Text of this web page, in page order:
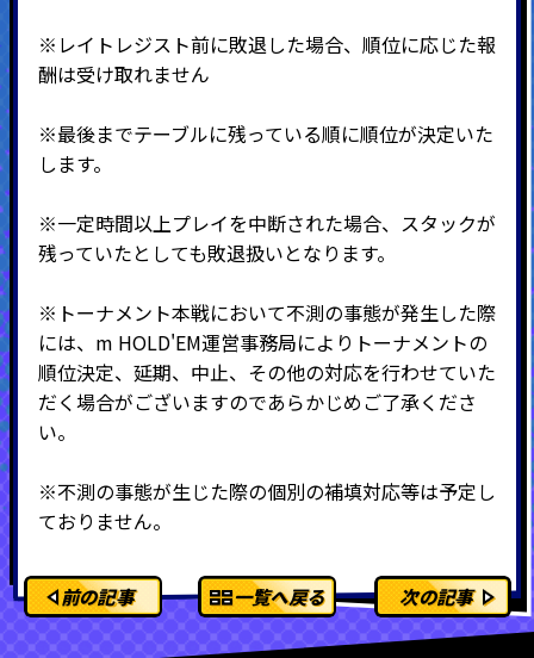
※レイトレジスト前に敗退した場合、順位に応じた報
酬は受け取れません
※最後までテーブルに残っている順に順位が決定いた
します。
※一定時間以上プレイを中断された場合、スタックが
残っていたとしても敗退扱いとなります。
※トーナメント本戦において不測の事態が発生した際
には、m HOLD'EM運営事務局によりトーナメントの
順位決定、延期、中止、その他の対応を行わせていた
だく場合がございますのであらかじめご了承くださ
い。
※不測の事態が生じた際の個別の補填対応等は予定し
ておりません。
前の記事 一覧へ戻る 次の記事